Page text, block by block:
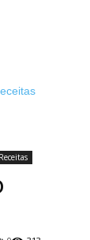
Receitas